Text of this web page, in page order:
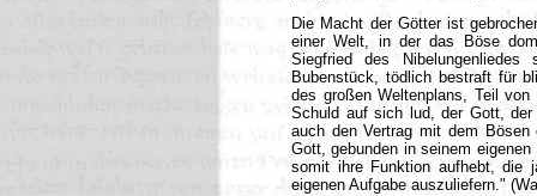
Die Macht der Götter ist
einer Welt, in der das Böse
Siegfried des
Bubenstück, tödlich bestraft für
des großen Weltenplans, Teil
Schuld auf sich lud, der Gott,
auch den Vertrag mit dem
Gott, gebunden in seinem
somit ihre Funktion aufhebt, die
eigenen Aufgabe auszuliefern."